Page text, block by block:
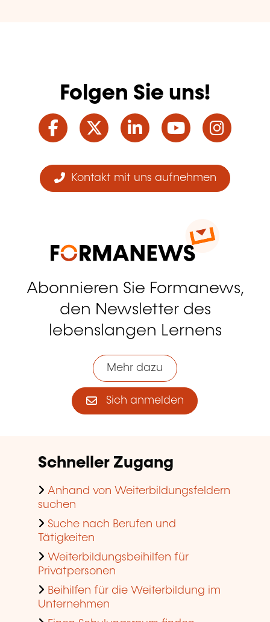
Folgen Sie uns!
Facebook
TwitterLinkedInYouTube
Kontakt mit uns aufnehmen
Abonnieren Sie Formanews,
den Newsletter des
lebenslangen Lernens
Mehr dazu
Sich anmelden
Schneller Zugang
Anhand von Weiterbildungsfeldern
suchen
Suche nach Berufen und
Tätigkeiten
Weiterbildungsbeihilfen für
Privatpersonen
Beihilfen für die Weiterbildung im
Unternehmen